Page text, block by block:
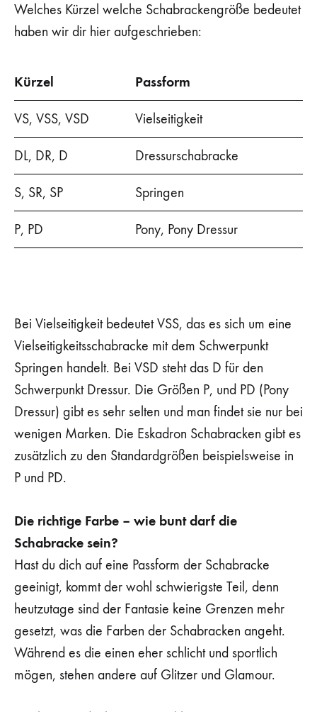
Welches Kürzel welche Schabrackengröße bedeutet
haben wir dir hier aufgeschrieben:
Kürzel Passform
VS, VSS, VSD Vielseitigkeit
DL, DR, D Dressurschabracke
S, SR, SP Springen
P, PD Pony, Pony Dressur
Bei Vielseitigkeit bedeutet VSS, das es sich um eine
Vielseitigkeitsschabracke mit dem Schwerpunkt
Springen handelt. Bei VSD steht das D für den
Schwerpunkt Dressur. Die Größen P, und PD (Pony
Dressur) gibt es sehr selten und man findet sie nur bei
wenigen Marken. Die Eskadron Schabracken gibt es
zusätzlich zu den Standardgrößen beispielsweise in
P und PD.
Die richtige Farbe – wie bunt darf die
Schabracke sein?
Hast du dich auf eine Passform der Schabracke
geeinigt, kommt der wohl schwierigste Teil, denn
heutzutage sind der Fantasie keine Grenzen mehr
gesetzt, was die Farben der Schabracken angeht.
Während es die einen eher schlicht und sportlich
mögen, stehen andere auf Glitzer und Glamour.